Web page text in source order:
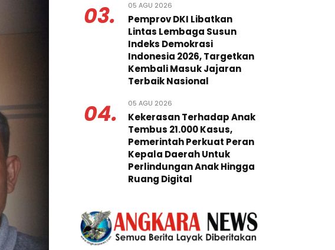
03. 05 AGU 2026
Pemprov DKI Libatkan
Lintas Lembaga Susun
Indeks Demokrasi
Indonesia 2026, Targetkan
Kembali Masuk Jajaran
Terbaik Nasional
04. 05 AGU 2026
Kekerasan Terhadap Anak
Tembus 21.000 Kasus,
Pemerintah Perkuat Peran
Kepala Daerah Untuk
Perlindungan Anak Hingga
Ruang Digital